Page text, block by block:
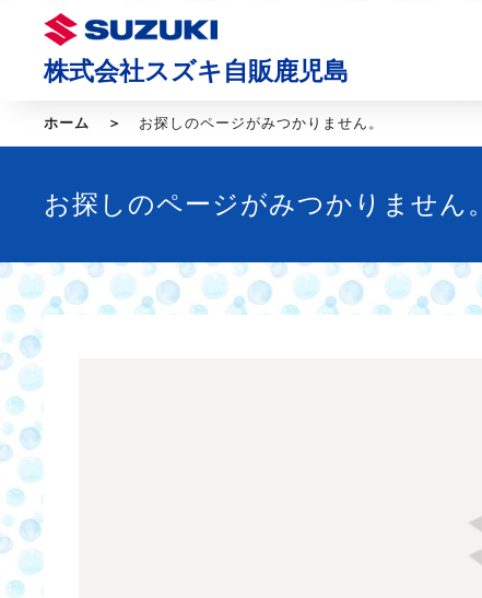
株式会社スズキ自販鹿児島
ホーム お探しのページがみつかりません。
お探しのページがみつかりません。